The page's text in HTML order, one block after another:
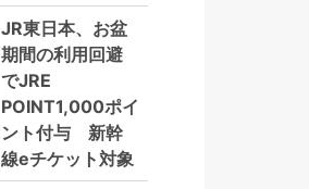
JR東日本、お盆
期間の利用回避
でJRE
POINT1,000ポイ
ント付与 新幹
線eチケット対象